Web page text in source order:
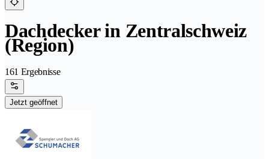
Dachdecker in Zentralschweiz
(Region)
161 Ergebnisse
Jetzt geöffnet